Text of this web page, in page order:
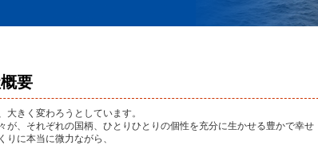
要
大きく変わろうとしています。
が、それぞれの国柄、ひとりひとりの個性を充分に生かせる豊かで幸せ
りに本当に微力ながら、